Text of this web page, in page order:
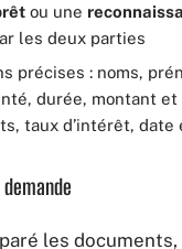
ou une
les deux parties
précises : noms,
durée, montant
taux d’intérêt, date
les